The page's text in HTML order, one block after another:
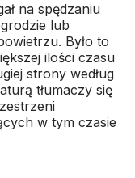
na spędzaniu
lub
Było to
ilości czasu
strony według
tłumaczy się
w tym czasie